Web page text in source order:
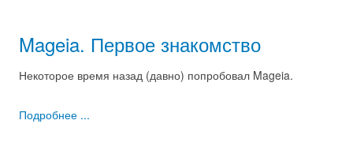
Mageia. Первое знакомство
Некоторое время назад (давно) попробовал Mageia.
Подробнее ...